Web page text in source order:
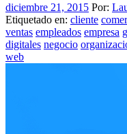
diciembre 21, 2015 Por:
Etiquetado en: cliente
ventas empleados empresa
digitales negocio
web